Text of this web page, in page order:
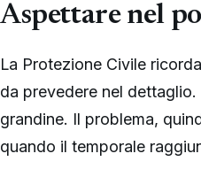
Aspettare nel
La Protezione Civile
da prevedere nel
grandine. Il problema,
quando il temporale